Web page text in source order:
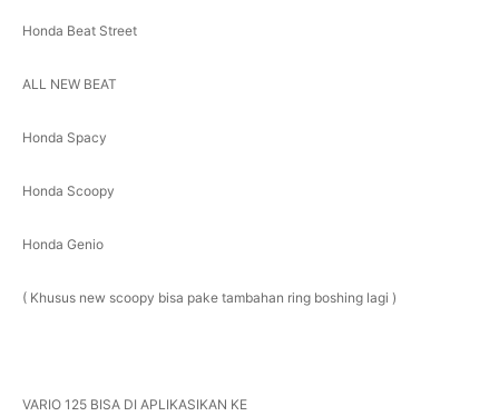
Honda Beat Street
ALL NEW BEAT
Honda Spacy
Honda Scoopy
Honda Genio
( Khusus new scoopy bisa pake tambahan ring boshing lagi )
VARIO 125 BISA DI APLIKASIKAN KE